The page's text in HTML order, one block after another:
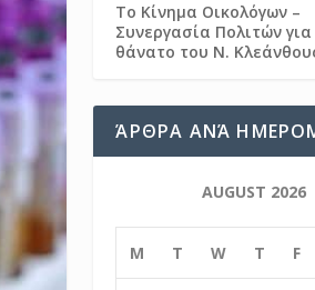
Το Κίνημα Οικολόγων –
Συνεργασία Πολιτών
θάνατο του Ν.
ΆΡΘΡΑ ΑΝΆ
AUGUST 2026
M T W T F